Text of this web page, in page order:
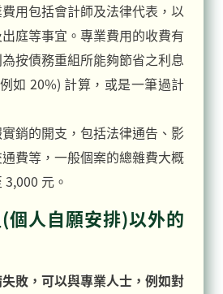
用包括會計師及法律代表，以
庭等事宜。專業費用的收費有
按債務重組所能夠節省之利息
如 20%) 計算，或是一筆過計
銷的開支，包括法律通告、影
費等，一般個案的總雜費大概
元。
個人自願安排)以外的
敗，可以與專業人士，例如對